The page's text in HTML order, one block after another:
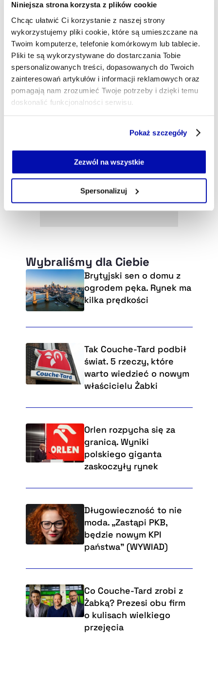
Niniejsza strona korzysta z plików cookie
Chcąc ułatwić Ci korzystanie z naszej strony
wykorzystujemy pliki cookie, które są umieszczane na
Twoim komputerze, telefonie komórkowym lub tablecie.
Pliki te są wykorzystywane do dostarczania Tobie
spersonalizowanych treści, dopasowanych do Twoich
zainteresowań artykułów i informacji reklamowych oraz
pomagają nam zrozumieć Twoje potrzeby i dzięki temu
doskonalić funkcjonalności serwisu.
Jeżeli nie wyrażasz zgody na zapisywanie plików cookie,
możesz łatwo zarządzać swoimi uprawnieniami, np. we
własnej przeglądarce internetowej lub po wybraniu opcji
Pokaż szczegóły
Zezwól na wszystkie
Spersonalizuj
Wybraliśmy dla Ciebie
Brytyjski sen o domu z
ogrodem pęka. Rynek ma
kilka prędkości
Tak Couche-Tard podbił
świat. 5 rzeczy, które
warto wiedzieć o nowym
właścicielu Żabki
Orlen rozpycha się za
granicą. Wyniki
polskiego giganta
zaskoczyły rynek
Długowieczność to nie
moda. „Zastąpi PKB,
będzie nowym KPI
państwa” (WYWIAD)
Co Couche-Tard zrobi z
Żabką? Prezesi obu firm
o kulisach wielkiego
przejęcia
polskich i międzynarodowych redakcji. Dla XYZ
piszę o regionie z Bangkoku. Jestem też autorem
podkastu „Prosto z Azji".
tomasz.augustyniak@xyz.pl